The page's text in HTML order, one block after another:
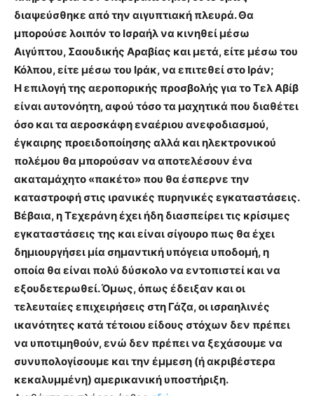
διαψεύσθηκε από την αιγυπτιακή πλευρά. Θα
μπορούσε λοιπόν το Ισραήλ να κινηθεί μέσω
Αιγύπτου, Σαουδικής Αραβίας και μετά, είτε μέσω του
Κόλπου, είτε μέσω του Ιράκ, να επιτεθεί στο Ιράν;
Η επιλογή της αεροπορικής προσβολής για το Τελ Αβίβ
είναι αυτονόητη, αφού τόσο τα μαχητικά που διαθέτει
όσο και τα αεροσκάφη εναέριου ανεφοδιασμού,
έγκαιρης προειδοποίησης αλλά και ηλεκτρονικού
πολέμου θα μπορούσαν να αποτελέσουν ένα
ακαταμάχητο «πακέτο» που θα έσπερνε την
καταστροφή στις ιρανικές πυρηνικές εγκαταστάσεις.
Βέβαια, η Τεχεράνη έχει ήδη διασπείρει τις κρίσιμες
εγκαταστάσεις της και είναι σίγουρο πως θα έχει
δημιουργήσει μία σημαντική υπόγεια υποδομή, η
οποία θα είναι πολύ δύσκολο να εντοπιστεί και να
εξουδετερωθεί. Όμως, όπως έδειξαν και οι
τελευταίες επιχειρήσεις στη Γάζα, οι ισραηλινές
ικανότητες κατά τέτοιου είδους στόχων δεν πρέπει
να υποτιμηθούν, ενώ δεν πρέπει να ξεχάσουμε να
συνυπολογίσουμε και την έμμεση (ή ακριβέστερα
κεκαλυμμένη) αμερικανική υποστήριξη.